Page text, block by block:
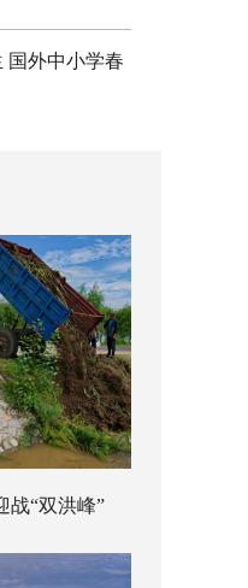
国外中小学春
战“双洪峰”